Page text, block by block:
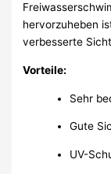
hervorzuheben
verbesserte
Vorteile:
Sehr
Gute
UV-